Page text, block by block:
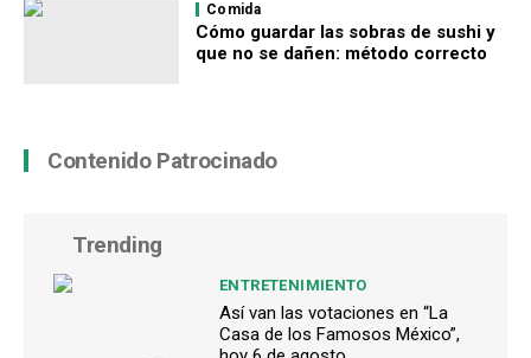
Comida
Cómo guardar las sobras de sushi y
que no se dañen: método correcto
Contenido Patrocinado
Trending
ENTRETENIMIENTO
Así van las votaciones en “La
Casa de los Famosos México”,